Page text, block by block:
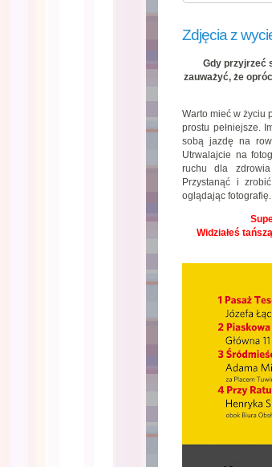
Zdjęcia z
Gdy przyjrzeć
zauważyć, że
Warto mieć w życiu
prostu pełniejsze.
sobą jazdę na
Utrwalajcie na
ruchu dla
Przystanąć i
oglądając
Widziałeś